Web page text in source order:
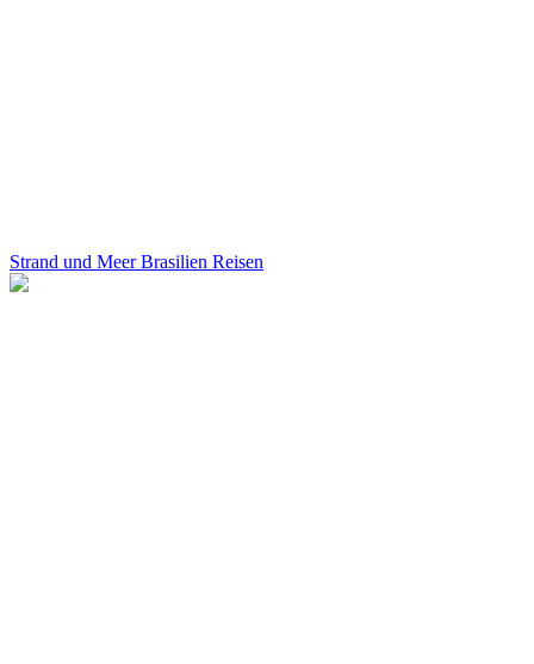
Strand und Meer Brasilien Reisen